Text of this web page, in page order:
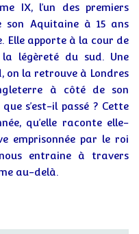
IX, l’un des premiers
son Aquitaine à 15 ans
Elle apporte à la cour de
légèreté du sud. Une
on la retrouve à Londres
à côté de son
s’est-il passé ? Cette
qu’elle raconte elle-
emprisonnée par le roi
entraine à travers
au-delà.